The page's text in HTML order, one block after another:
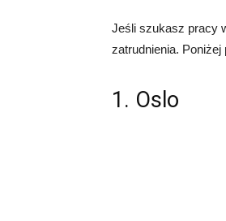
Jeśli szukasz pracy
zatrudnienia.
1. Oslo